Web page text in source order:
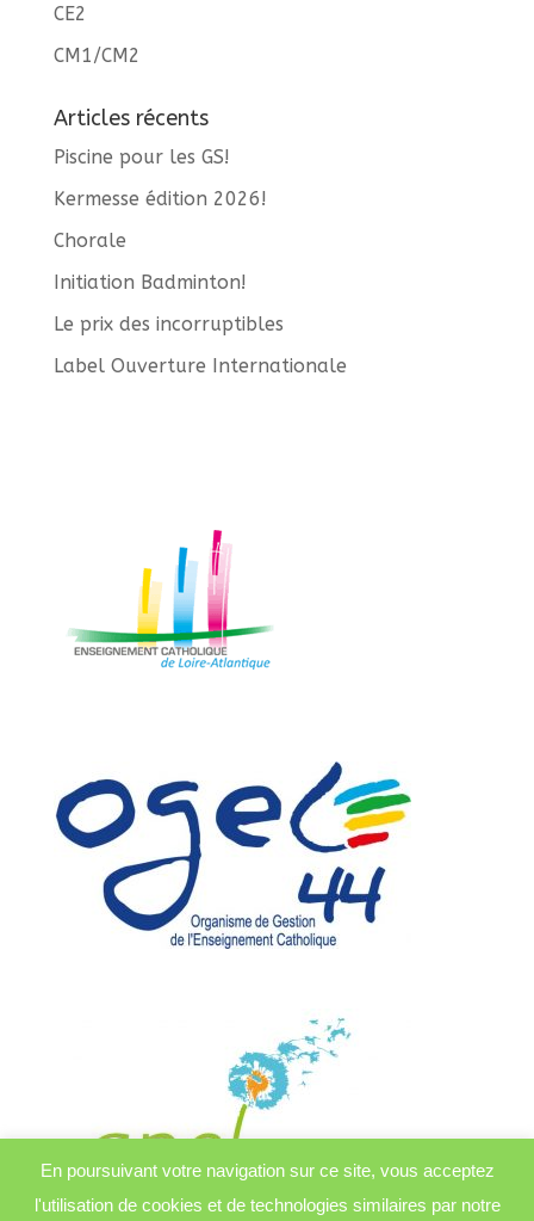
CE2
CM1/CM2
Articles récents
Piscine pour les GS!
Kermesse édition 2026!
Chorale
Initiation Badminton!
Le prix des incorruptibles
Label Ouverture Internationale
En poursuivant votre navigation sur ce site, vous acceptez
l'utilisation de cookies et de technologies similaires par notre